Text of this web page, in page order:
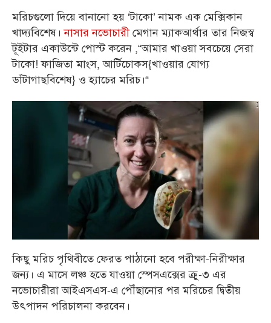
মরিচগুলো দিয়ে বানানো হয় ‘টাকো’ নামক এক মেক্সিকান
খাদ্যবিশেষ। নাসার নভোচারীমেগান ম্যাকআর্থার তার নিজস্ব
টূইটার একাউন্টে পোস্ট করেন ,“আমার খাওয়া সবচেয়ে সেরা
টাকো! ফাজিতা মাংস, আর্টিচোকস{খাওয়ার যোগ্য
ডাঁটাগাছবিশেষ} ও হ্যাচের মরিচ।“
কিছু মরিচ পৃথিবীতে ফেরত পাঠানো হবে পরীক্ষা-নিরীক্ষার
জন্য। এ মাসে লঞ্চ হতে যাওয়া স্পেসএক্সের ক্রু-৩ এর
নভোচারীরা আইএসএস-এ পৌঁছানোর পর মরিচের দ্বিতীয়
উৎপাদন পরিচালনা করবেন।